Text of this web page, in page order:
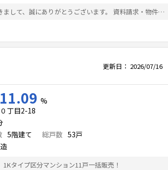
★-利回り9%越え-★ 物件情報を閲覧頂きまして、誠にありがとうございます。 資料請求・物件の詳細などお気軽にお問い合わせ下さいませ。 ●個別相談会随時受付中 お探し段階のレベルを問わず、融資相談・税務相談・法人化検討など、 無料で行っております。お気軽にご相談下さい。 ●非公開物件 広告できない非公開の物件が多数ございます。 ●分譲ソーラーも取り扱っております。
更新日： 2026/07/16
11.09 %
丁目2-18
5階建て 総戸数 53戸
タイプ区分マンション11戸一括販売！